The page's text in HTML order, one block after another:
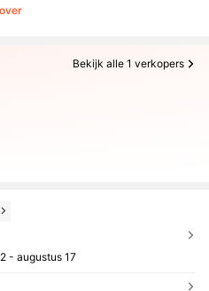
Bekijk alle 1 verkopers
- augustus 17